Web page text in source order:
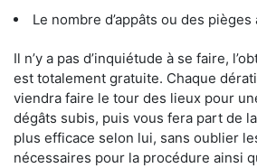
Le nombre d’appâts ou des
Il n’y a pas d’inquiétude à se faire,
est totalement gratuite. Chaque
viendra faire le tour des lieux pour
dégâts subis, puis vous fera part de
plus efficace selon lui, sans oublier
nécessaires pour la procédure ainsi